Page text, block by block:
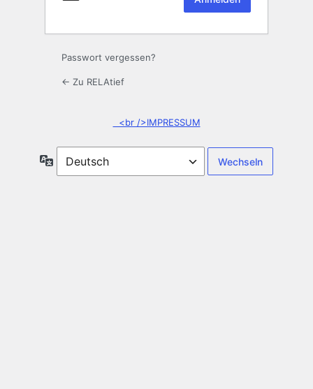
Passwort vergessen?
← Zu RELAtief
<br />IMPRESSUM
Sprache